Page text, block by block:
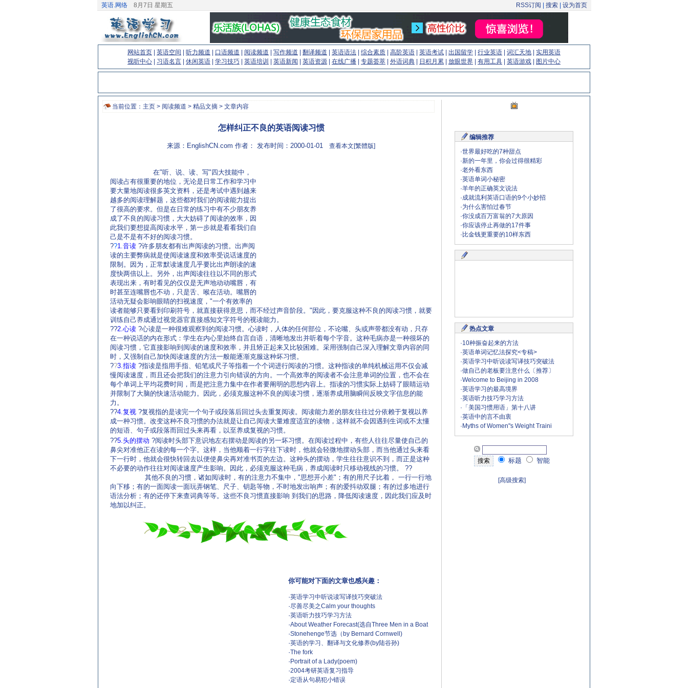
英语.网络 8月7日 星期五 RSS订阅 搜索 设为首页
网站首页 英语空间 听力频道 口语频道 阅读频道 写作频道 翻译频道 英语语法 综合素质 高阶英语 英语考试 出国留学 行业英语 词汇天地
实用英语
视听中心
习语名言 休闲英语 学习技巧 英语培训 英语新闻 英语资源 在线广播 专题荟萃 外语词典 日积月累 放眼世界 有用工具 英语游戏 图片中心
当前位置： 主页 > 阅读频道 > 精品文摘 > 文章内容
怎样纠正不良的英语阅读习惯
来源：EnglishCN.com 作者： 发布时间：2000-01-01 查看本文[繁體版]
在"听、说、读、写"四大技能中，
阅读占有很重要的地位，无论是日常工作和学习中
要大量地阅读很多英文资料，还是考试中遇到越来
越多的阅读理解题，这些都对我们的阅读能力提出
了很高的要求。但是在日常的练习中有不少朋友养
成了不良的阅读习惯，大大妨碍了阅读的效率，因
此我们要想提高阅读水平，第一步就是看看我们自
己是不是有不好的阅读习惯。
??1.音读 ?许多朋友都有出声阅读的习惯。出声阅
读的主要弊病就是使阅读速度和效率受说话速度的
限制。因为，正常默读速度几乎要比出声朗读的速
度快两倍以上。另外，出声阅读往往以不同的形式
表现出来，有时看见的仅仅是无声地动动嘴唇，有
时甚至连嘴唇也不动，只是舌、喉在活动。嘴唇的
活动无疑会影响眼睛的扫视速度，"一个有效率的
读者能够只要看到印刷符号，就直接获得意思，而不经过声音阶段。"因此，要克服这种不良的阅读习惯，就要
训练自己养成通过视觉器官直接感知文字符号的视读能力。
??2.心读 ?心读是一种很难观察到的阅读习惯。心读时，人体的任何部位，不论嘴、头或声带都没有动，只存
在一种说话的内在形式：学生在内心里始终自言自语，清晰地发出并听着每个字音。这种毛病亦是一种很坏的
阅读习惯，它直接影响到阅读的速度和效率，并且矫正起来又比较困难。采用强制自己深入理解文章内容的同
时，又强制自己加快阅读速度的方法一般能逐渐克服这种坏习惯。
??3.指读 ?指读是指用手指、铅笔或尺子等指着一个个词进行阅读的习惯。这种指读的单纯机械运用不仅会减
慢阅读速度，而且还会把我们的注意力引向错误的方向。一个高效率的阅读者不会注意单词的位置，也不会在
每个单词上平均花费时间，而是把注意力集中在作者要阐明的思想内容上。指读的习惯实际上妨碍了眼睛运动
并限制了大脑的快速活动能力。因此，必须克服这种不良的阅读习惯，逐渐养成用脑瞬间反映文字信息的能
力。
??4.复视 ?复视指的是读完一个句子或段落后回过头去重复阅读。阅读能力差的朋友往往过分依赖于复视以养
成一种习惯。改变这种不良习惯的办法就是让自己阅读大量难度适宜的读物，这样就不会因遇到生词或不太懂
的短语、句子或段落而回过头来再看，以至养成复视的习惯。
??5.头的摆动 ?阅读时头部下意识地左右摆动是阅读的另一坏习惯。在阅读过程中，有些人往往尽量使自己的
鼻尖对准他正在读的每一个字。这样，当他顺着一行字往下读时，他就会轻微地摆动头部，而当他通过头来看
下一行时，他就会很快转回去以便使鼻尖再对准书页的左边。这种头的摆动，学生往往意识不到，而正是这种
不必要的动作往往对阅读速度产生影响。因此，必须克服这种毛病，养成阅读时只移动视线的习惯。 ??
其他不良的习惯，诸如阅读时，有的注意力不集中，"思想开小差"；有的用尺子比着， 一行一行地
向下移；有的一面阅读一面玩弄钢笔、尺子、钥匙等物，不时地发出响声；有的爱抖动双腿；有的过多地进行
语法分析；有的还停下来查词典等等。这些不良习惯直接影响 到我们的思路，降低阅读速度，因此我们应及时
地加以纠正。
你可能对下面的文章也感兴趣：
·英语学习中听说读写译技巧突破法
·尽善尽美之Calm your thoughts
·英语听力技巧学习方法
·About Weather Forecast(选自Three Men in a Boat
·Stonehenge节选（by Bernard Cornwell)
·英语的学习、翻译与文化修养(by陆谷孙)
·The fork
· Portrait of a Lady(poem)
·2004考研英语复习指导
·定语从句易犯小错误
编辑推荐
·世界最好吃的7种甜点
·新的一年里，你会过得很精彩
·老外看东西
·英语单词小秘密
·羊年的正确英文说法
·成就流利英语口语的9个小妙招
·为什么害怕过春节
·你没成百万富翁的7大原因
·你应该停止再做的17件事
· 比金钱更重要的10样东西
热点文章
·10种振奋起来的方法
·英语单词记忆法探究<专稿>
·英语学习中听说读写译技巧突破法
·做自己的老板要注意什么〔推荐〕
·Welcome to Beijing in 2008
·英语学习的最高境界
·英语听力技巧学习方法
· 「美国习惯用语」第十八讲
·英语中的言不由衷
· Myths of Women"s Weight Traini
标题 智能
[高级搜索]